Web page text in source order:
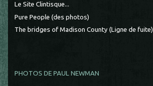
Le Site Clintisque...
Pure People (des photos)
The bridges of Madison County (Ligne de fuite)
PHOTOS DE PAUL NEWMAN